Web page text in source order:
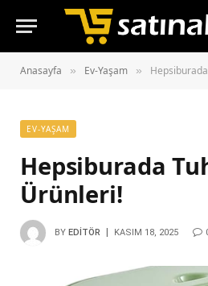
Anasayfa » Ev-Yaşam »
EV-YAŞAM
Hepsiburada
Ürünleri!
BY EDITÖR KASIM 18, 2025